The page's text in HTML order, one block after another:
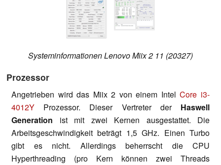
Systeminformationen Lenovo Miix 2 11 (20327)
Prozessor
Angetrieben wird das Miix 2 von einem IntelCore i3-
4012Y Prozessor. Dieser Vertreter der Haswell
Generation ist mit zwei Kernen ausgestattet. Die
Arbeitsgeschwindigkeit beträgt 1,5 GHz. Einen Turbo
gibt es nicht. Allerdings beherrscht die CPU
Hyperthreading (pro Kern können zwei Threads